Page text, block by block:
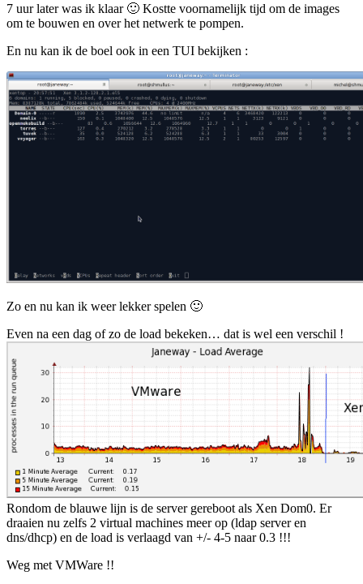
7 uur later was ik klaar 🙂 Kostte voornamelijk tijd om de images
om te bouwen en over het netwerk te pompen.
En nu kan ik de boel ook in een TUI bekijken :
Zo en nu kan ik weer lekker spelen 🙂
Even na een dag of zo de load bekeken… dat is wel een verschil !
Rondom de blauwe lijn is de server gereboot als Xen Dom0. Er
draaien nu zelfs 2 virtual machines meer op (ldap server en
dns/dhcp) en de load is verlaagd van +/- 4-5 naar 0.3 !!!
Weg met VMWare !!